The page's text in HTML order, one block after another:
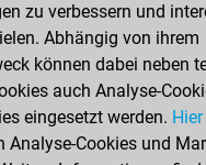
0 b
0 w
zu verbessern und
Abhängig von ihrem
können dabei neben
auch Analyse-
eingesetzt werden. Hier
Analyse-Cookies und